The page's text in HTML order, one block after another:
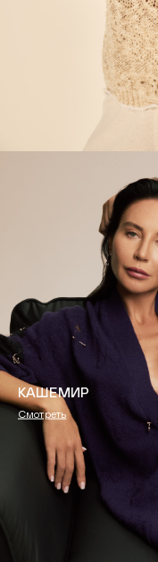
КАШЕМИР
Смотреть